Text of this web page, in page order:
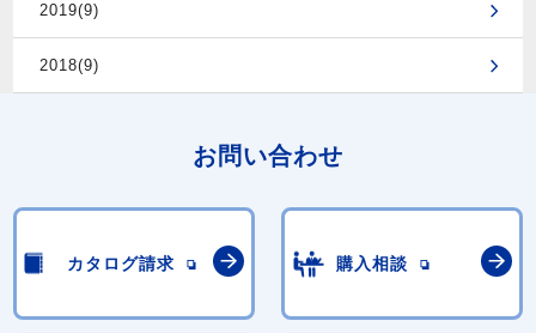
2019(9)
2018(9)
お問い合わせ
カタログ請求 購入相談